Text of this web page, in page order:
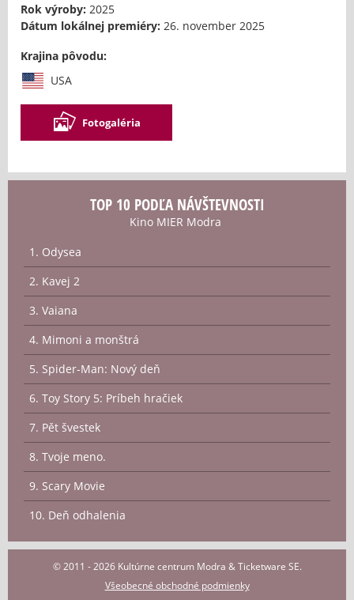
Rok výroby: 2025
Dátum lokálnej premiéry: 26. november 2025
Krajina pôvodu:
USA
Fotogaléria
TOP 10 PODĽA NÁVŠTEVNOSTI
Kino MIER Modra
1. Odysea
2. Kavej 2
3. Vaiana
4. Mimoni a monštrá
5. Spider-Man: Nový deň
6. Toy Story 5: Príbeh hračiek
7. Pět švestek
8. Tvoje meno.
9. Scary Movie
10. Deň odhalenia
© 2011 - 2026 Kultúrne centrum Modra & Ticketware SE.
Všeobecné obchodné podmienky